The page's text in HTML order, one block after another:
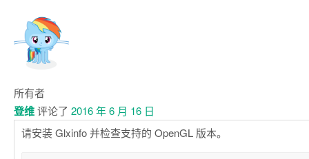
所有者
登维评论了 2016 年 6 月 16 日
请安装 Glxinfo 并检查支持的 OpenGL 版本。